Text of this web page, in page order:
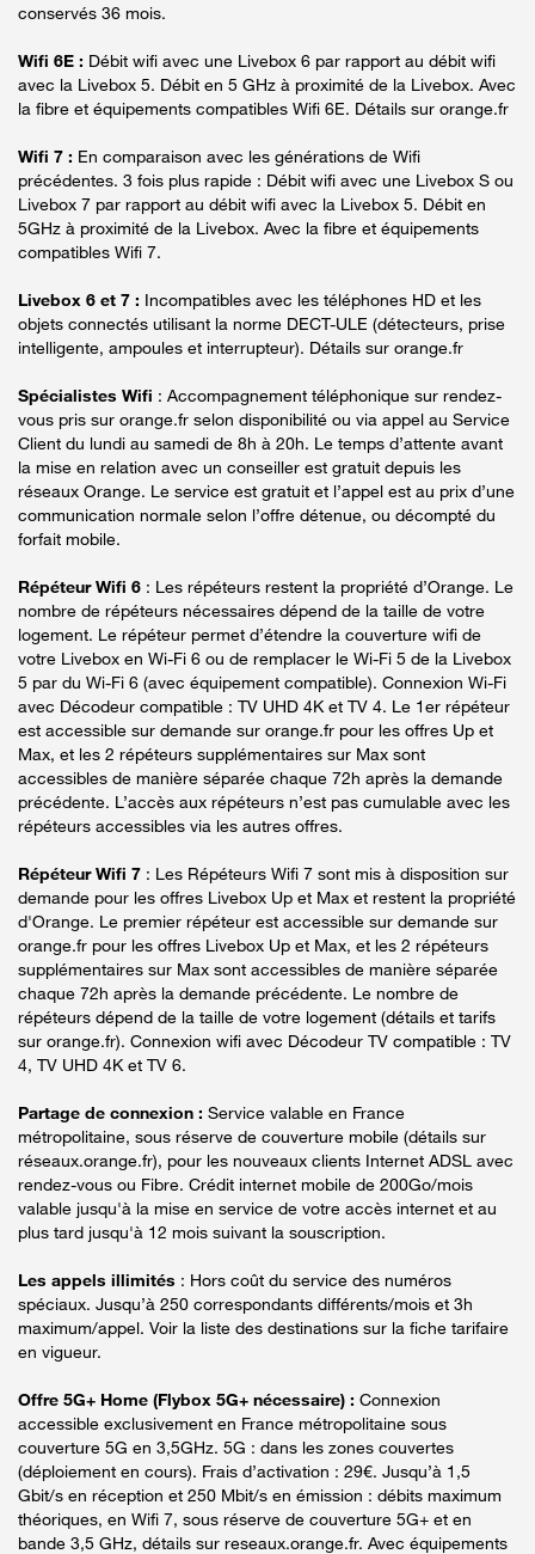
conservés 36 mois.
Wifi 6E : Débit wifi avec une Livebox 6 par rapport au débit wifi
avec la Livebox 5. Débit en 5 GHz à proximité de la Livebox. Avec
la fibre et équipements compatibles Wifi 6E. Détails sur orange.fr
Wifi 7 : En comparaison avec les générations de Wifi
précédentes. 3 fois plus rapide : Débit wifi avec une Livebox S ou
Livebox 7 par rapport au débit wifi avec la Livebox 5. Débit en
5GHz à proximité de la Livebox. Avec la fibre et équipements
compatibles Wifi 7.
Livebox 6 et 7 : Incompatibles avec les téléphones HD et les
objets connectés utilisant la norme DECT-ULE (détecteurs, prise
intelligente, ampoules et interrupteur). Détails sur orange.fr
Spécialistes Wifi : Accompagnement téléphonique sur rendez-
vous pris sur orange.fr selon disponibilité ou via appel au Service
Client du lundi au samedi de 8h à 20h. Le temps d’attente avant
la mise en relation avec un conseiller est gratuit depuis les
réseaux Orange. Le service est gratuit et l’appel est au prix d’une
communication normale selon l’offre détenue, ou décompté du
forfait mobile.
Répéteur Wifi 6 : Les répéteurs restent la propriété d’Orange. Le
nombre de répéteurs nécessaires dépend de la taille de votre
logement. Le répéteur permet d’étendre la couverture wifi de
votre Livebox en Wi-Fi 6 ou de remplacer le Wi-Fi 5 de la Livebox
5 par du Wi-Fi 6 (avec équipement compatible). Connexion Wi-Fi
avec Décodeur compatible : TV UHD 4K et TV 4. Le 1er répéteur
est accessible sur demande sur orange.fr pour les offres Up et
Max, et les 2 répéteurs supplémentaires sur Max sont
accessibles de manière séparée chaque 72h après la demande
précédente. L’accès aux répéteurs n’est pas cumulable avec les
répéteurs accessibles via les autres offres.
Répéteur Wifi 7 : Les Répéteurs Wifi 7 sont mis à disposition sur
demande pour les offres Livebox Up et Max et restent la propriété
d'Orange. Le premier répéteur est accessible sur demande sur
orange.fr pour les offres Livebox Up et Max, et les 2 répéteurs
supplémentaires sur Max sont accessibles de manière séparée
chaque 72h après la demande précédente. Le nombre de
répéteurs dépend de la taille de votre logement (détails et tarifs
sur orange.fr). Connexion wifi avec Décodeur TV compatible : TV
4, TV UHD 4K et TV 6.
Partage de connexion : Service valable en France
métropolitaine, sous réserve de couverture mobile (détails sur
réseaux.orange.fr), pour les nouveaux clients Internet ADSL avec
rendez-vous ou Fibre. Crédit internet mobile de 200Go/mois
valable jusqu'à la mise en service de votre accès internet et au
plus tard jusqu'à 12 mois suivant la souscription.
Les appels illimités : Hors coût du service des numéros
spéciaux. Jusqu’à 250 correspondants différents/mois et 3h
maximum/appel. Voir la liste des destinations sur la fiche tarifaire
en vigueur.
Offre 5G+ Home (Flybox 5G+ nécessaire) : Connexion
accessible exclusivement en France métropolitaine sous
couverture 5G en 3,5GHz. 5G : dans les zones couvertes
(déploiement en cours). Frais d’activation : 29€. Jusqu’à 1,5
Gbit/s en réception et 250 Mbit/s en émission : débits maximum
théoriques, en Wifi 7, sous réserve de couverture 5G+ et en
bande 3,5 GHz, détails sur reseaux.orange.fr. Avec équipements